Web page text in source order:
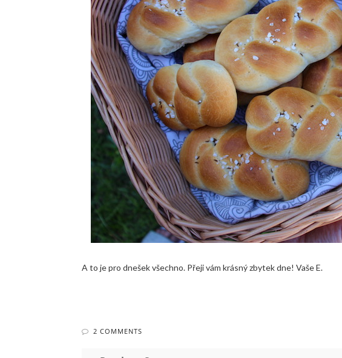
A to je pro dnešek všechno. Přeji vám krásný zbytek dne! Vaše E.
2 COMMENTS